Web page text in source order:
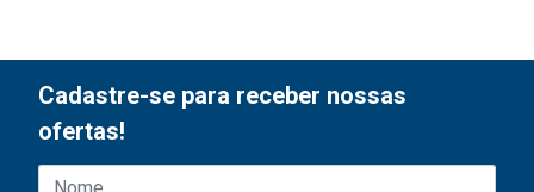
Cadastre-se para receber nossas
ofertas!